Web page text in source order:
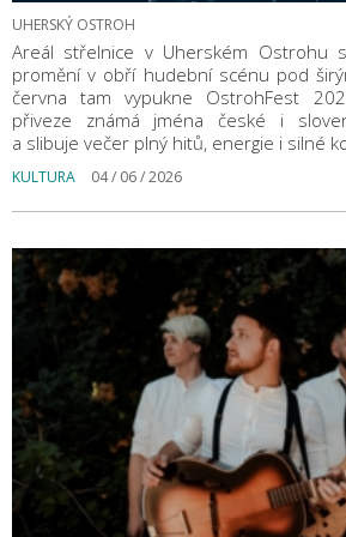
UHERSKÝ OSTROH
Areál střelnice v Uherském Ostrohu
promění v obří hudební scénu pod
června tam vypukne OstrohFest
přiveze známá jména české i
a slibuje večer plný hitů, energie i silné
KULTURA 04 / 06 / 2026